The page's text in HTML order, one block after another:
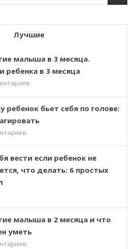
Лучшие
малыша в 3 месяца.
ребенка в 3 месяца
ребенок бьет себя по голове:
вести если ребенок не
что делать: 6 простых
малыша в 2 месяца и что
уметь